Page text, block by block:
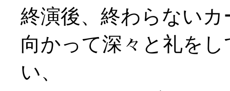
終演後、終わらない
向かって深々と礼を
い、